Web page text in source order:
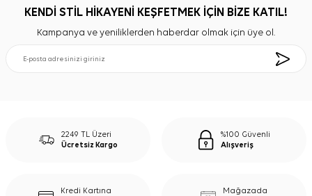
KENDİ STİL HİKAYENİ KEŞFETMEK İÇİN BİZE KATIL!
Kampanya ve yeniliklerden haberdar olmak için üye ol.
2249 TL Üzeri
Ücretsiz Kargo
%100 Güvenli
Alışveriş
Kredi Kartına
Mağazada